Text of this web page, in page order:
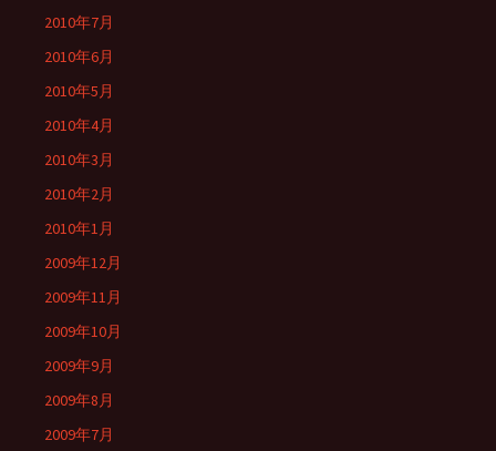
2010年7月
2010年6月
2010年5月
2010年4月
2010年3月
2010年2月
2010年1月
2009年12月
2009年11月
2009年10月
2009年9月
2009年8月
2009年7月